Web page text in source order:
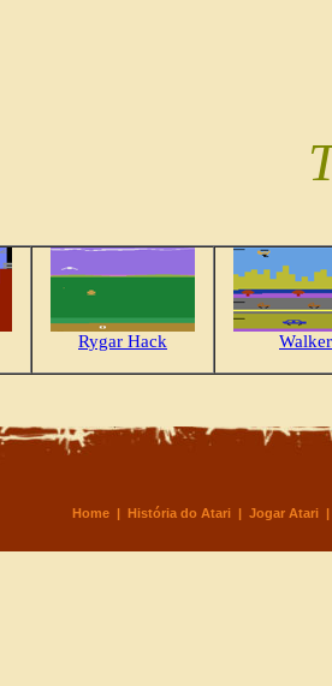
Rygar Hack Walker
Home | História do Atari | Jogar Atari |